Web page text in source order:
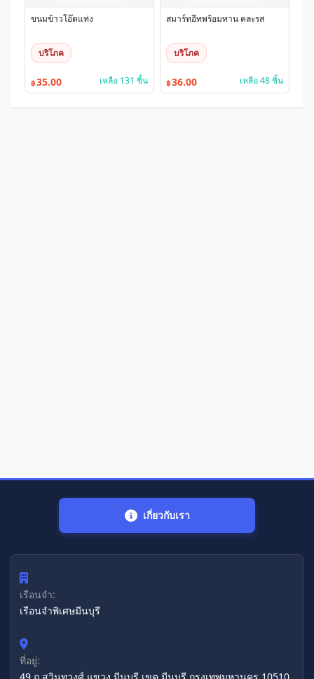
ขนมข้าวโอ๊ตแท่ง
บริโภค
฿35.00 เหลือ 131 ชิ้น
สมาร์ทอีทพร้อมทาน คละรส
บริโภค
฿36.00 เหลือ 48 ชิ้น
เกี่ยวกับเรา
เรือนจำ:
เรือนจำพิเศษมีนบุรี
ที่อยู่: